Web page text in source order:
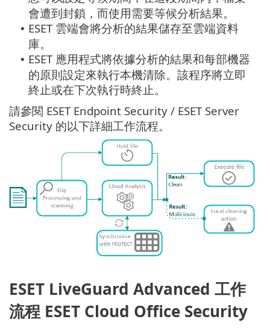
會遭到封鎖，而使用需要等候分析結果。
• ESET 雲端會將分析的結果儲存至雲端資料
庫。
• ESET 應用程式將依據分析的結果和每部機器
的原則設定來執行本機清除。該程序將立即
終止或在下次執行時終止。
請參閱 ESET Endpoint Security / ESET Server
Security 的以下詳細工作流程。
ESET LiveGuard Advanced 工作
流程 ESET Cloud Office Security